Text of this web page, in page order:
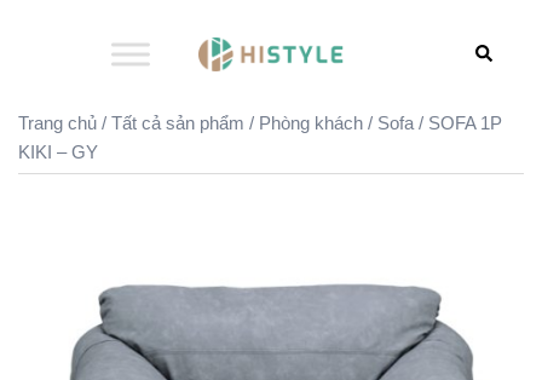
Search
Trang chủ / Tất cả sản phẩm / Phòng khách / Sofa / SOFA 1P
KIKI – GY